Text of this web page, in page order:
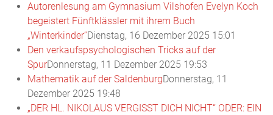
Autorenlesung am Gymnasium Vilshofen Evelyn Koch
begeistert Fünftklässler mit ihrem Buch
„Winterkinder“Dienstag, 16 Dezember 2025 15:01
Den verkaufspsychologischen Tricks auf der
SpurDonnerstag, 11 Dezember 2025 19:53
Mathematik auf der SaldenburgDonnerstag, 11
Dezember 2025 19:48
„DER HL. NIKOLAUS VERGISST DICH NICHT“ ODER: EIN